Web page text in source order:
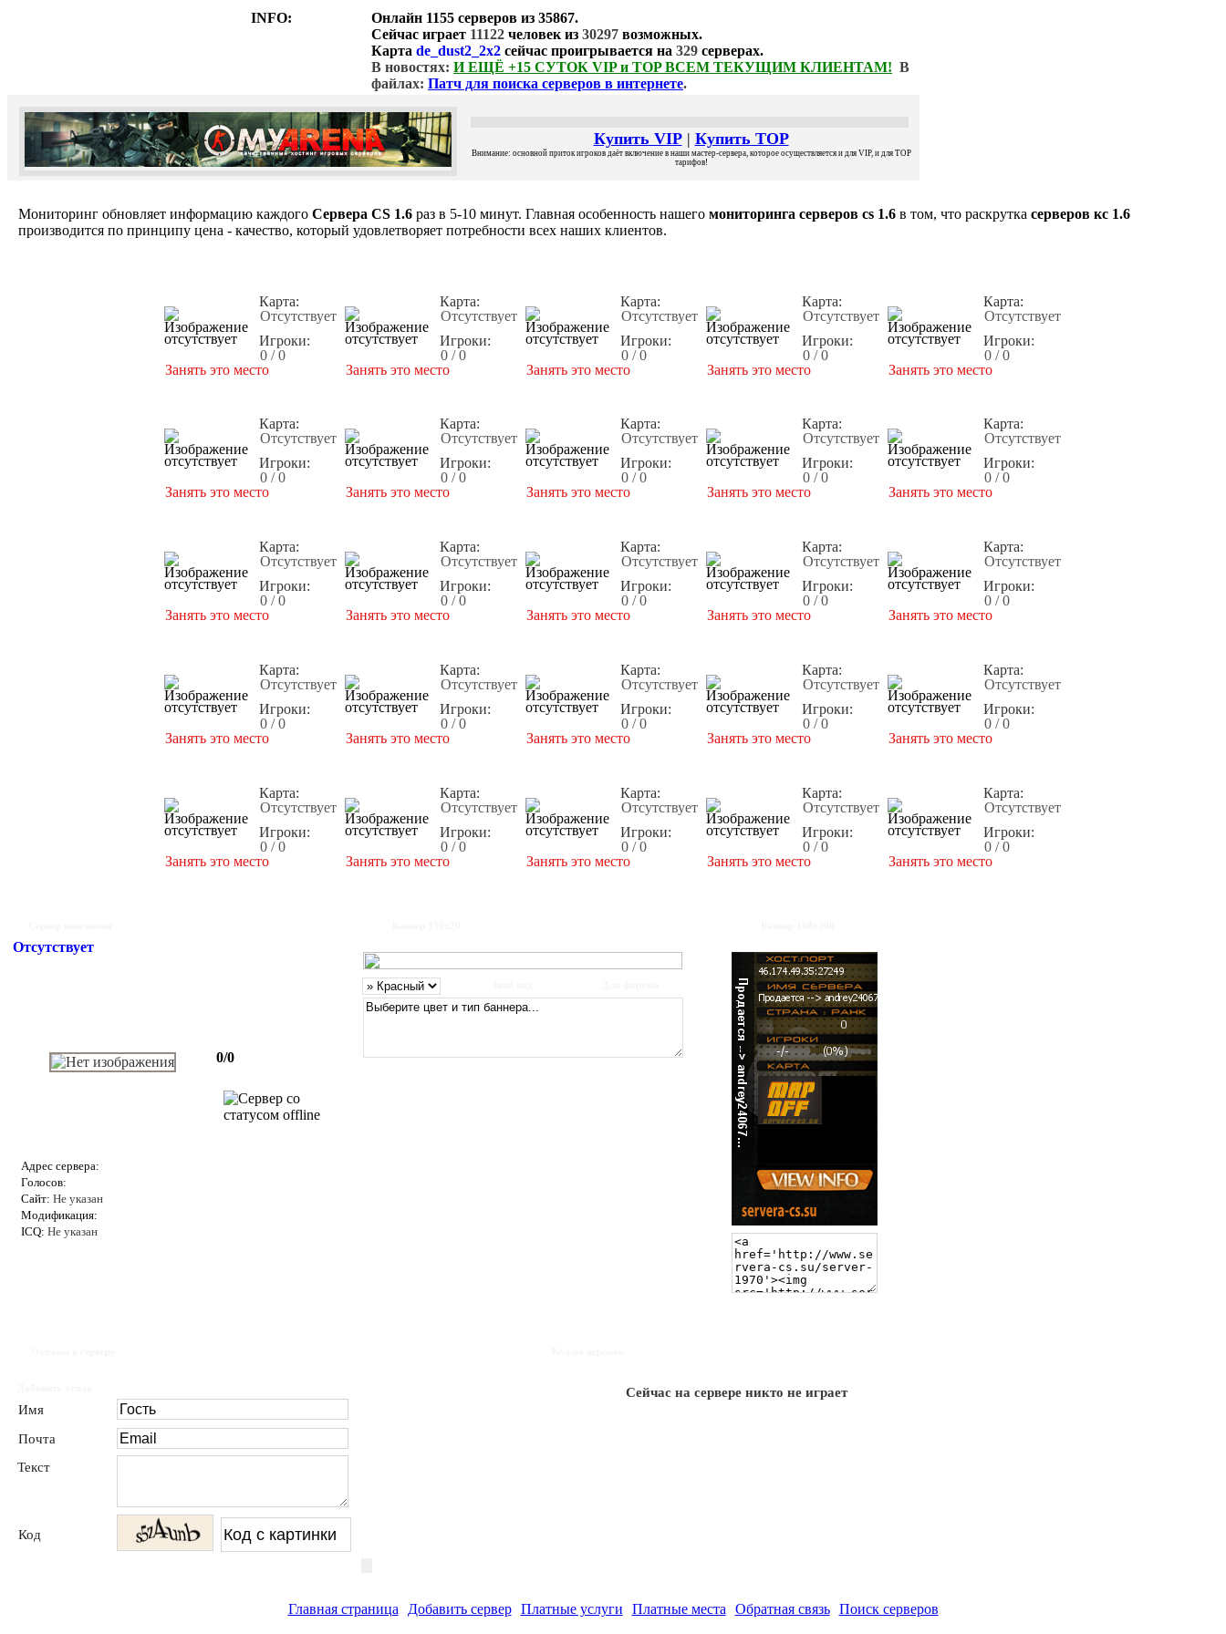
INFO: Онлайн 1155 серверов из 35867.
Сейчас играет 11122 человек из 30297 возможных.
Карта de_dust2_2x2 сейчас проигрывается на 329 серверах.
В новостях: И ЕЩЁ +15 СУТОК VIP и TOP ВСЕМ ТЕКУЩИМ КЛИЕНТАМ! В
файлах: Патч для поиска серверов в интернете.
Купить VIP| Купить TOP
Внимание: основной приток игроков даёт включение в наши мастер-сервера, которое осуществляется и для VIP, и для TOP
тарифов!
Мониторинг обновляет информацию каждого Сервера CS 1.6 раз в 5-10 минут. Главная особенность нашего мониторинга серверов cs 1.6 в том, что раскрутка серверов кс 1.6
производится по принципу цена - качество, который удовлетворяет потребности всех наших клиентов.
Карта:
Отсутствует
Игроки:
0 / 0
Занять это место
Карта:
Отсутствует
Игроки:
0 / 0
Занять это место
Карта:
Отсутствует
Игроки:
0 / 0
Занять это место
Карта:
Отсутствует
Игроки:
0 / 0
Занять это место
Карта:
Отсутствует
Игроки:
0 / 0
Занять это место
Карта:
Отсутствует
Игроки:
0 / 0
Занять это место
Карта:
Отсутствует
Игроки:
0 / 0
Занять это место
Карта:
Отсутствует
Игроки:
0 / 0
Занять это место
Карта:
Отсутствует
Игроки:
0 / 0
Занять это место
Карта:
Отсутствует
Игроки:
0 / 0
Занять это место
Карта:
Отсутствует
Игроки:
0 / 0
Занять это место
Карта:
Отсутствует
Игроки:
0 / 0
Занять это место
Карта:
Отсутствует
Игроки:
0 / 0
Занять это место
Карта:
Отсутствует
Игроки:
0 / 0
Занять это место
Карта:
Отсутствует
Игроки:
0 / 0
Занять это место
Карта:
Отсутствует
Игроки:
0 / 0
Занять это место
Карта:
Отсутствует
Игроки:
0 / 0
Занять это место
Карта:
Отсутствует
Игроки:
0 / 0
Занять это место
Карта:
Отсутствует
Игроки:
0 / 0
Занять это место
Карта:
Отсутствует
Игроки:
0 / 0
Занять это место
Карта:
Отсутствует
Игроки:
0 / 0
Занять это место
Карта:
Отсутствует
Игроки:
0 / 0
Занять это место
Карта:
Отсутствует
Игроки:
0 / 0
Занять это место
Карта:
Отсутствует
Игроки:
0 / 0
Занять это место
Карта:
Отсутствует
Игроки:
0 / 0
Занять это место
Отсутствует
0/0
Адрес сервера:
Голосов:
Сайт: Не указан
Модификация:
ICQ: Не указан
Имя
Почта
Текст
Код
Сейчас на сервере никто не играет
Главная страница Добавить сервер Платные услуги Платные места Обратная связь Поиск серверов